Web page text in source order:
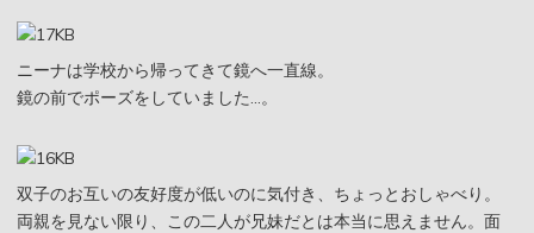
ニーナは学校から帰ってきて鏡へ一直線。
鏡の前でポーズをしていました…。
双子のお互いの友好度が低いのに気付き、ちょっとおしゃべり。
両親を見ない限り、この二人が兄妹だとは本当に思えません。面